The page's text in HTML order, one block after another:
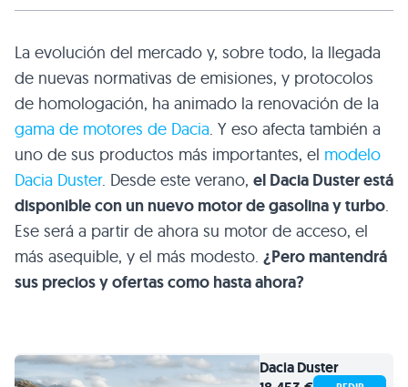
La evolución del mercado y, sobre todo, la llegada
de nuevas normativas de emisiones, y protocolos
de homologación, ha animado la renovación de la
gama de motores de Dacia. Y eso afecta también a
uno de sus productos más importantes, el modelo
Dacia Duster. Desde este verano, el Dacia Duster está
disponible con un nuevo motor de gasolina y turbo.
Ese será a partir de ahora su motor de acceso, el
más asequible, y el más modesto. ¿Pero mantendrá
sus precios y ofertas como hasta ahora?
DaciaDuster